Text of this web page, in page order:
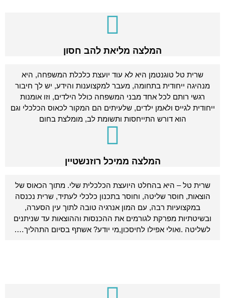
המלצה מליאת להב חסון
שרית טל טוגנטמן היא לא עוד יועצת כלכלת המשפחה, היא
מנהיגה ייחודית בתחומה, מעבר למקצוענות והידע, יש לך חיבור
רגשי רותם לכל אחד מבני המשפחה כולל הילדים, וזו אומנות
ייחודית לגייס ולאמן ילדים, שלעיתים הם המקור לכאוס הכלכלי וגם
הוא דורש התייחסות ותשומת לב, מומלצת בחום
המלצה ממיכל רוזנשטיין
שרית טל – היא בהחלט היועצת הכלכלית שלי. מתוך הכאוס של
הוצאות, חוסר שליטה, וחוסר בתכנון כלכלי לעתיד, שרית נכנסה
במקצועיות רבה, עם המון אנרגיה טובה לתוך עין הסערה,
ובשיטתיות מפרקת לגורמים את ההכנסות וההוצאות עד שניתנים
לשליטה .ואולי אפילו לחיסכון,מי יודע? אשתף בסיום התהליך….